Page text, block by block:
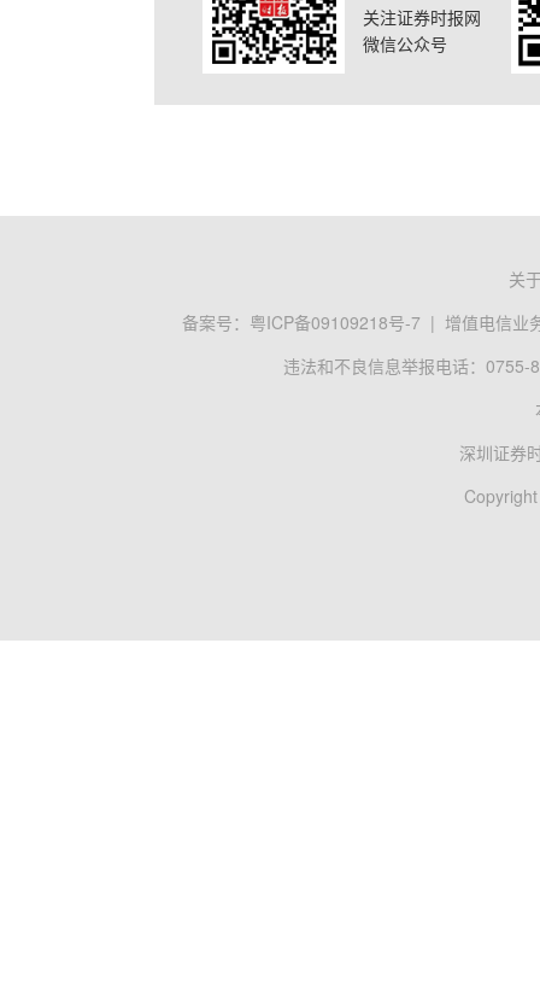
关注证券时报网
微信公众号
关
备案号： 粤ICP备09109218号-7 | 增值电信业
违法和不良信息举报电话：0755-
深圳证券